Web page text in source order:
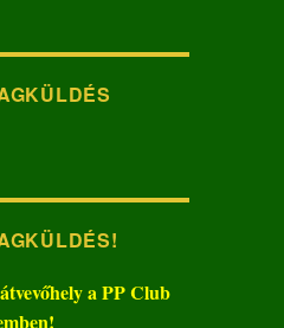
a PP Club